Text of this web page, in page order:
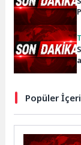
Popüler